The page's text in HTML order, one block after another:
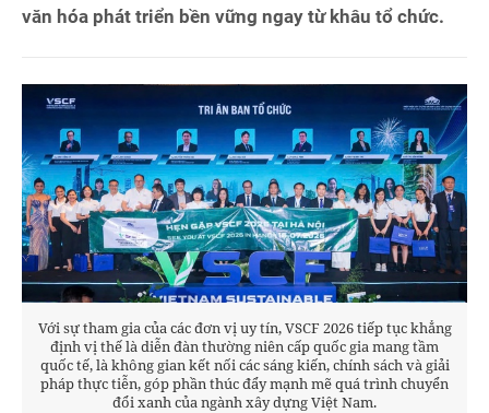
văn hóa phát triển bền vững ngay từ khâu tổ chức.
Với sự tham gia của các đơn vị uy tín, VSCF 2026 tiếp tục khẳng
định vị thế là diễn đàn thường niên cấp quốc gia mang tầm
quốc tế, là không gian kết nối các sáng kiến, chính sách và giải
pháp thực tiễn, góp phần thúc đẩy mạnh mẽ quá trình chuyển
đổi xanh của ngành xây dựng Việt Nam.